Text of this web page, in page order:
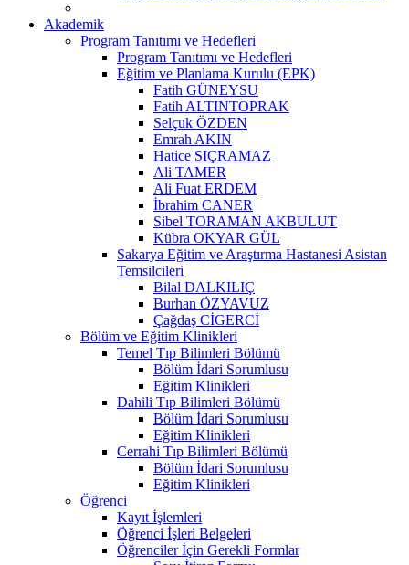
Akademik
Program Tanıtımı ve Hedefleri
Program Tanıtımı ve Hedefleri
Eğitim ve Planlama Kurulu (EPK)
Fatih GÜNEYSU
Fatih ALTINTOPRAK
Selçuk ÖZDEN
Emrah AKIN
Hatice SIÇRAMAZ
Ali TAMER
Ali Fuat ERDEM
İbrahim CANER
Sibel TORAMAN AKBULUT
Kübra OKYAR GÜL
Sakarya Eğitim ve Araştırma Hastanesi Asistan
Temsilcileri
Bilal DALKILIÇ
Burhan ÖZYAVUZ
Çağdaş CİGERCİ
Bölüm ve Eğitim Klinikleri
Temel Tıp Bilimleri Bölümü
Bölüm İdari Sorumlusu
Eğitim Klinikleri
Dahili Tıp Bilimleri Bölümü
Bölüm İdari Sorumlusu
Eğitim Klinikleri
Cerrahi Tıp Bilimleri Bölümü
Bölüm İdari Sorumlusu
Eğitim Klinikleri
Öğrenci
Kayıt İşlemleri
Öğrenci İşleri Belgeleri
Öğrenciler İçin Gerekli Formlar